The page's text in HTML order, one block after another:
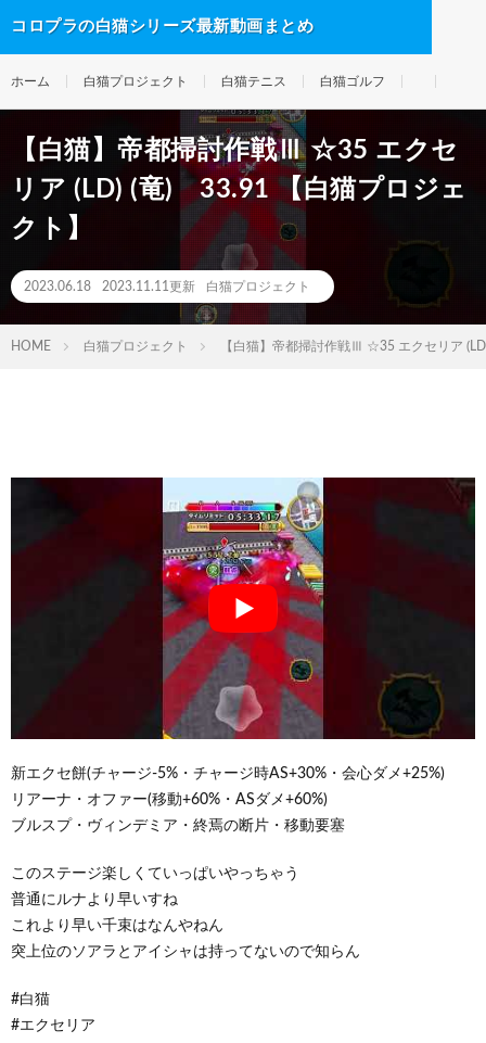
コロプラの白猫シリーズ最新動画まとめ
ホーム 白猫プロジェクト 白猫テニス 白猫ゴルフ
【白猫】帝都掃討作戦Ⅲ ☆35 エクセ
リア (LD) (竜) 33.91 【白猫プロジェ
クト】
2023.06.18 2023.11.11更新 白猫プロジェクト
HOME 白猫プロジェクト 【白猫】帝都掃討作戦Ⅲ ☆35 エクセリア
新エクセ餅(チャージ-5%・チャージ時AS+30%・会心ダメ+25%)
リアーナ・オファー(移動+60%・ASダメ+60%)
ブルスプ・ヴィンデミア・終焉の断片・移動要塞
このステージ楽しくていっぱいやっちゃう
普通にルナより早いすね
これより早い千束はなんやねん
突上位のソアラとアイシャは持ってないので知らん
#白猫
#エクセリア